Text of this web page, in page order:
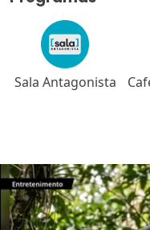
Café Antagonista